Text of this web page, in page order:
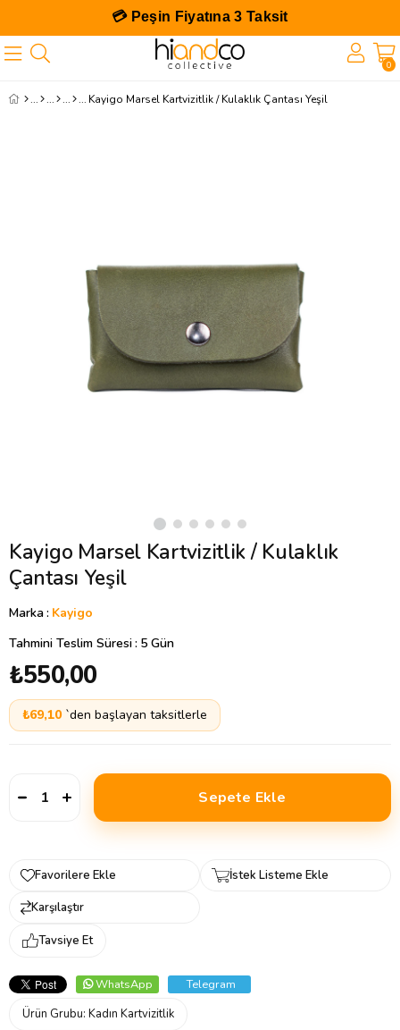
💳 Peşin Fiyatına 3 Taksit
0
Kayigo Marsel Kartvizitlik / Kulaklık Çantası Yeşil
Kayigo Marsel Kartvizitlik / Kulaklık
Çantası Yeşil
Marka: Kayigo
Tahmini Teslim Süresi: 5 Gün
₺550,00
₺69,10 `den başlayan taksitlerle
Favorilere Ekle
İstek Listeme Ekle
Karşılaştır
Tavsiye Et
WhatsApp
Telegram
Ürün Grubu: Kadın Kartvizitlik